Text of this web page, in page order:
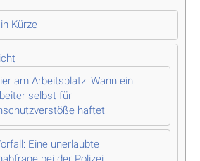
Kürze
am Arbeitsplatz: Wann ein
selbst für
haftet
Eine unerlaubte